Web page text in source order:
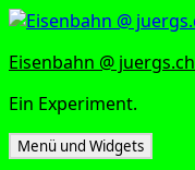
Zum
springen
Eisenbahn @ juergs.ch
Ein Experiment.
Menü und Widgets